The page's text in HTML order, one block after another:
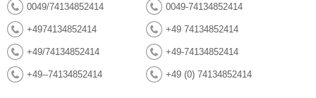
0049/74134852414 0049-74134852414
+4974134852414 +49 74134852414
+49/74134852414 +49-74134852414
+49--74134852414 +49 (0) 74134852414